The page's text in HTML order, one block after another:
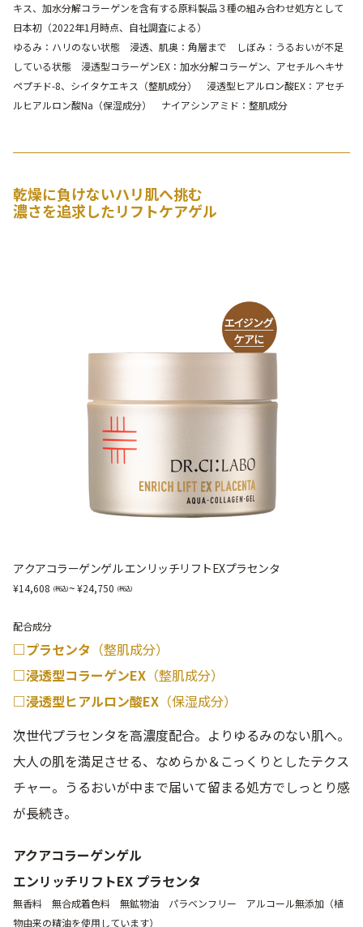
キス、加水分解コラーゲンを含有する原料製品３種の組み合わせ処方として
日本初（2022年1月時点、自社調査による）
ゆるみ：ハリのない状態 浸透、肌奥：角層まで しぼみ：うるおいが不足
している状態 浸透型コラーゲンEX：加水分解コラーゲン、アセチルヘキサ
ペプチド-8、シイタケエキス（整肌成分） 浸透型ヒアルロン酸EX：アセチ
ルヒアルロン酸Na（保湿成分） ナイアシンアミド：整肌成分
乾燥に負けないハリ肌へ挑む
濃さを追求したリフトケアゲル
アクアコラーゲンゲル エンリッチリフトEXプラセンタ
14,608 ~ 24,750
配合成分
□プラセンタ （整肌成分）
□浸透型コラーゲンEX （整肌成分）
□浸透型ヒアルロン酸EX （保湿成分）
次世代プラセンタを高濃度配合。よりゆるみのない肌へ。
大人の肌を満足させる、なめらか＆こっくりとしたテクス
チャー。うるおいが中まで届いて留まる処方でしっとり感
が長続き。
アクアコラーゲンゲル
エンリッチリフトEX プラセンタ
無香料 無合成着色料 無鉱物油 パラベンフリー アルコール無添加（植
物由来の精油を使用しています）